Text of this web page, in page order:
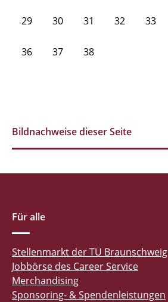
29 30 31 32 33
36 37 38
Bildnachweise dieser Seite
Für alle
Stellenmarkt der TU Braunschweig
Jobbörse des Career Service
Merchandising
Sponsoring- & Spendenleistungen